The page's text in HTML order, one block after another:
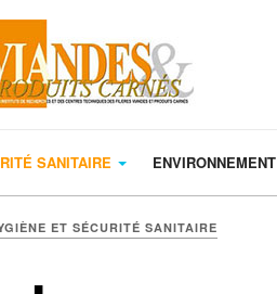
SANITAIRE ENVIRONNEMENT
ET SÉCURITÉ SANITAIRE